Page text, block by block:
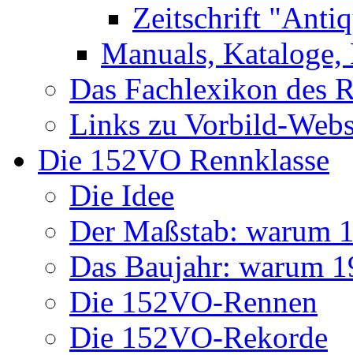
Zeitschrift
Manuals, Kataloge,
Das Fachlexikon des
Links zu Vorbild-
Die 152VO Rennklasse
Die Idee
Der Maßstab: warum
Das Baujahr: warum
Die 152VO-Rennen
Die 152VO-Rekorde